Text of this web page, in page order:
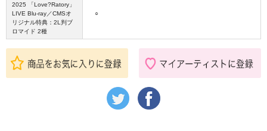
2025 「Love?Ratory」
LIVE Blu-ray／CMSオ
リジナル特典：2L判ブ
ロマイド 2種
○